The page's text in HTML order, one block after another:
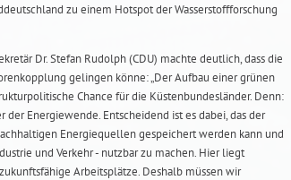
zu einem Hotspot der Wasserstoffforschung
Dr. Stefan Rudolph (CDU) machte deutlich, dass die
gelingen könne: „Der Aufbau einer grünen
Chance für die Küstenbundesländer. Denn:
Energiewende. Entscheidend ist es dabei, das der
Energiequellen gespeichert werden kann und
und Verkehr - nutzbar zu machen. Hier liegt
Arbeitsplätze. Deshalb müssen wir